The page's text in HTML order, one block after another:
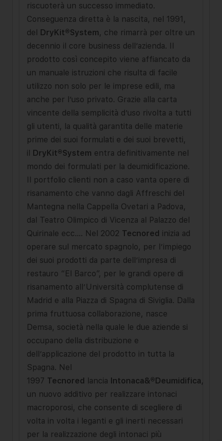
riscuoterà un successo immediato.
Conseguenza diretta è la nascita, nel 1991,
del DryKit®System, che rimarrà per oltre un
decennio il core business dell’azienda. Il
prodotto così concepito viene affiancato da
un manuale istruzioni che risulta di facile
utilizzo non solo per le imprese edili, ma
anche per l’uso privato. Grazie alla carta
vincente della semplicità d’uso rivolta a tutti
gli utenti, la qualità garantita delle materie
prime dei suoi formulati e dei suoi brevetti,
il DryKit®System entra definitivamente nel
mondo dei formulati per la deumidificazione.
Il portfolio clienti non a caso vanta opere di
risanamento che vanno dagli Affreschi del
Mantegna nella Cappella Ovetari a Padova,
dal Teatro Olimpico di Vicenza al Palazzo del
Quirinale ecc…. Nel 2002 Tecnored inizia ad
operare sul mercato spagnolo, per l’impiego
dei suoi prodotti da parte dell’impresa di
restauro “El Barco”, per le grandi opere di
risanamento all’Università complutense di
Madrid e alla Piazza di Spagna di Siviglia. Dalla
prima fruttuosa collaborazione, nasce
Demsa, società nella quale le due aziende si
occupano della distribuzione e
dell’applicazione del prodotto in tutta la
Spagna. Nel
1997 Tecnored lancia Intonaca&®Deumidifica,
un nuovo additivo per realizzare intonaci
macroporosi, che consente di scegliere di
volta in volta i leganti e gli inerti necessari
per la realizzazione degli intonaci più